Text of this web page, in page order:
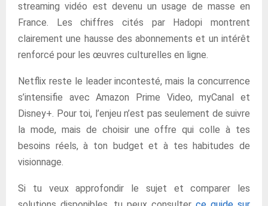
streaming vidéo est devenu un usage de masse en
France. Les chiffres cités par Hadopi montrent
clairement une hausse des abonnements et un intérêt
renforcé pour les œuvres culturelles en ligne.
Netflix reste le leader incontesté, mais la concurrence
s’intensifie avec Amazon Prime Video, myCanal et
Disney+. Pour toi, l’enjeu n’est pas seulement de suivre
la mode, mais de choisir une offre qui colle à tes
besoins réels, à ton budget et à tes habitudes de
visionnage.
Si tu veux approfondir le sujet et comparer les